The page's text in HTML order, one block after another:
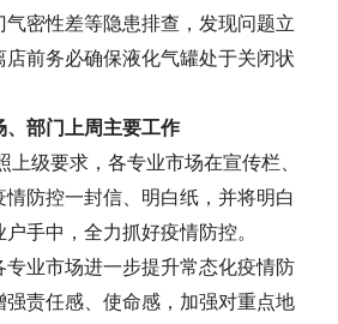
密性差等隐患排查，发现问题立
店前务必确保液化气罐处于关闭状
、部门上周主要工作
上级要求，各专业市场在宣传栏、
防控一封信、明白纸，并将明白
手中，全力抓好疫情防控。
专业市场进一步提升常态化疫情防
强责任感、使命感，加强对重点地